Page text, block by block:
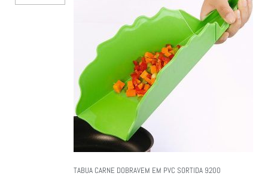
TABUA CARNE DOBRAVEM EM PVC SORTIDA 9200